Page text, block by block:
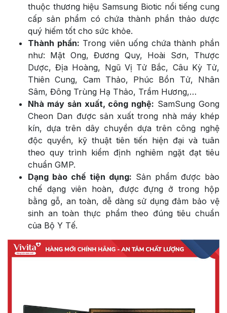
thuộc thương hiệu Samsung Biotic nổi tiếng cung
cấp sản phẩm có chứa thành phần thảo dược
quý hiếm tốt cho sức khỏe.
Thành phần: Trong viên uống chứa thành phần
như: Mật Ong, Đương Quy, Hoài Sơn, Thược
Dược, Địa Hoàng, Ngũ Vị Tử Bắc, Câu Kỳ Tử,
Thiên Cung, Cam Thảo, Phúc Bồn Tử, Nhân
Sâm, Đông Trùng Hạ Thảo, Trầm Hương,…
Nhà máy sản xuất, công nghệ: SamSung Gong
Cheon Dan được sản xuất trong nhà máy khép
kín, dựa trên dây chuyền dựa trên công nghệ
độc quyền, kỹ thuật tiên tiến hiện đại và tuân
theo quy trình kiểm định nghiêm ngặt đạt tiêu
chuẩn GMP.
Dạng bào chế tiện dụng: Sản phẩm được bào
chế dạng viên hoàn, được đựng ở trong hộp
bằng gỗ, an toàn, dễ dàng sử dụng đảm bảo vệ
sinh an toàn thực phẩm theo đúng tiêu chuẩn
của Bộ Y Tế.